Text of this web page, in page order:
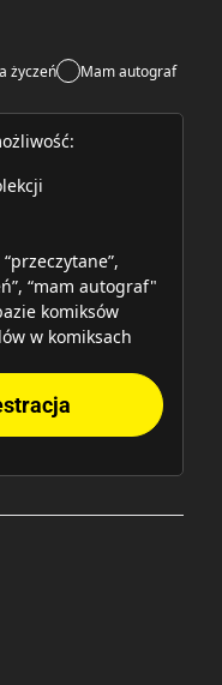
życzeń Mam autograf
“mam autograf"
komiksów
w komiksach